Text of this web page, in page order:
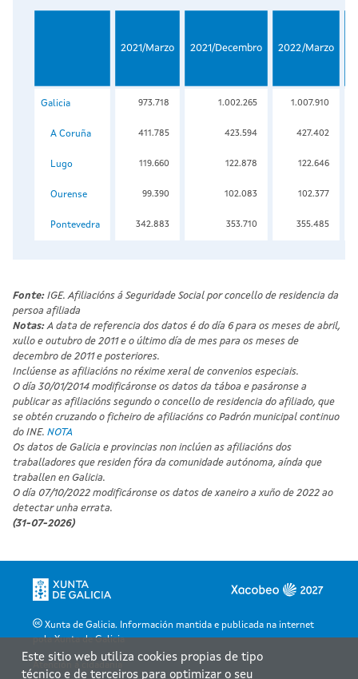
2021/Marzo 2021/Decembro 2022/Marzo
Galicia 973.718 1.002.265 1.007.910
A Coruña 411.785 423.594 427.402
Lugo 119.660 122.878 122.646
Ourense 99.390 102.083 102.377
Pontevedra 342.883 353.710 355.485
Fonte: IGE. Afiliacións á Seguridade Social por concello de residencia da
persoa afiliada
Notas:A data de referencia dos datos é do día 6 para os meses de abril,
xullo e outubro de 2011 e o último día de mes para os meses de
decembro de 2011 e posteriores.
Inclúense as afiliacións no réxime xeral de convenios especiais.
O día 30/01/2014 modificáronse os datos da táboa e pasáronse a
publicar as afiliacións segundo o concello de residencia do afiliado, que
se obtén cruzando o ficheiro de afiliacións co Padrón municipal continuo
do INE. NOTA
Os datos de Galicia e provincias non inclúen as afiliacións dos
traballadores que residen fóra da comunidade autónoma, aínda que
traballen en Galicia.
O día 07/10/2022 modificáronse os datos de xaneiro a xuño de 2022 ao
detectar unha errata.
(31-07-2026)
Xunta de Galicia. Información mantida e publicada na internet
pola Xunta de Galicia
Este sitio web utiliza cookies propias de tipo
técnico e de terceiros para optimizar o seu